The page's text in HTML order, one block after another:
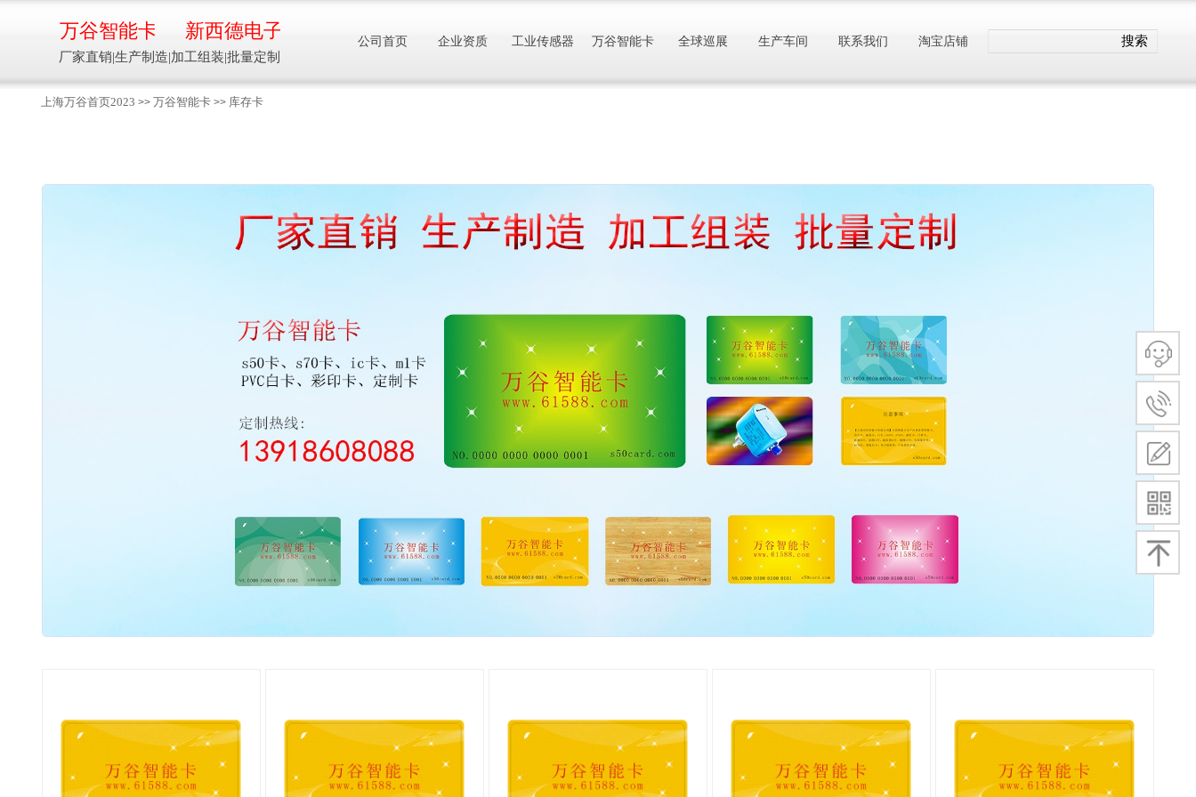
上海万谷首页2023 >> 万谷智能卡 >> 库存卡
06,西德FR11.CC|热导式流量开关|可
新西德电子
厂家直销|生产制造|加工组装|批量定制
137016
www.61588.com
万谷智能卡 公司首页 企业资质 工业传感器 万谷智能卡 全球巡展 生产车间 联系我们 淘宝店铺 搜索